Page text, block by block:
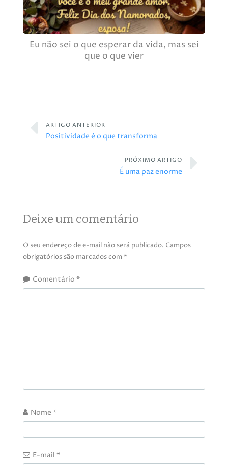
Eu não sei o que esperar da vida, mas sei
que o que vier
ARTIGO ANTERIOR
Positividade é o que transforma
PRÓXIMO ARTIGO
É uma paz enorme
Deixe um comentário
O seu endereço de e-mail não será publicado. Campos
obrigatórios são marcados com *
Comentário *
Nome *
E-mail *